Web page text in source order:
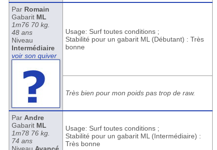
Par Romain
Gabarit ML
1m76 70 kg.
48 ans
Niveau
Intermédiaire
voir son quiver
Usage: Surf toutes conditions ;
Stabilité pour un gabarit ML (Débutant) : Très
bonne
Très bien pour mon poids pas trop de raw.
Par Andre
Gabarit ML
1m78 76 kg.
74 ans
Usage: Surf toutes conditions ;
Stabilité pour un gabarit ML (Intermédiaire) :
Très bonne